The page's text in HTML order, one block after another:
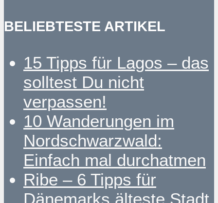
BELIEBTESTE ARTIKEL
15 Tipps für Lagos – das
solltest Du nicht
verpassen!
10 Wanderungen im
Nordschwarzwald:
Einfach mal durchatmen
Ribe – 6 Tipps für
Dänemarks älteste Stadt